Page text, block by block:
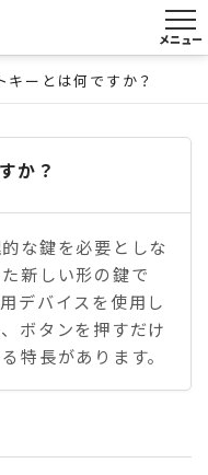
メニュー
キーとは何ですか？
か？
な鍵を必要としな
新しい形の鍵で
デバイスを使用し
ボタンを押すだけ
特長があります。